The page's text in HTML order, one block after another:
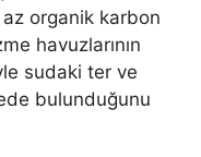
az organik karbon
havuzlarının
sudaki ter ve
bulunduğunu